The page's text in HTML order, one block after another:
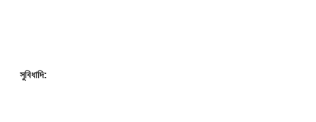
সুবিধাদি: